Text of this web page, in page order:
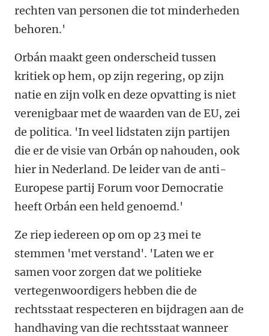
rechten van personen die tot minderheden
behoren.'
Orbán maakt geen onderscheid tussen
kritiek op hem, op zijn regering, op zijn
natie en zijn volk en deze opvatting is niet
verenigbaar met de waarden van de EU, zei
de politica. 'In veel lidstaten zijn partijen
die er de visie van Orbán op nahouden, ook
hier in Nederland. De leider van de anti-
Europese partij Forum voor Democratie
heeft Orbán een held genoemd.'
Ze riep iedereen op om op 23 mei te
stemmen 'met verstand'. 'Laten we er
samen voor zorgen dat we politieke
vertegenwoordigers hebben die de
rechtsstaat respecteren en bijdragen aan de
handhaving van die rechtsstaat wanneer